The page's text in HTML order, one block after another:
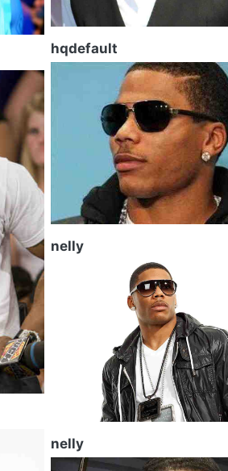
hqdefault
nelly
nelly